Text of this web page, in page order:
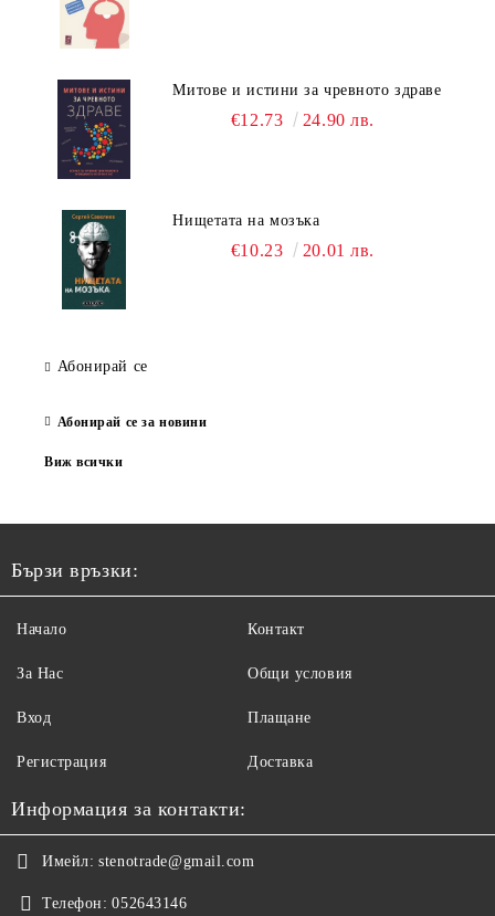
Митове и истини за чревното здраве
€12.73 24.90 лв.
Нищетата на мозъка
€10.23 20.01 лв.
Абонирай се
Абонирай се за новини
Виж всички
Бързи връзки:
Начало
За Нас
Вход
Регистрация
Контакт
Общи условия
Плащане
Доставка
Информация за контакти:
Имейл: stenotrade@gmail.com
Телефон: 052643146